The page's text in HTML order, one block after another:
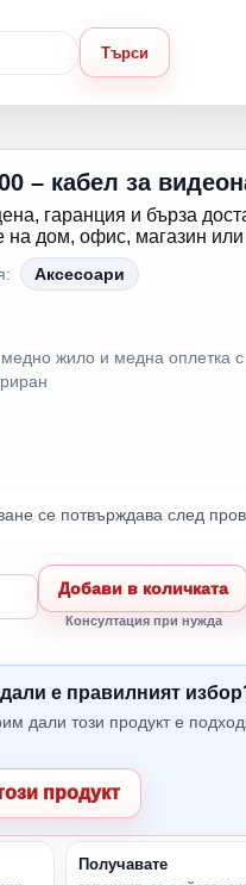
Търси
– кабел за
гаранция и бърза
дом, офис, магазин или
Аксесоари
жило и медна оплетка
се потвърждава след
Добави в количката
Консултация при нужда
е правилният
дали този продукт е
продукт
Получавате